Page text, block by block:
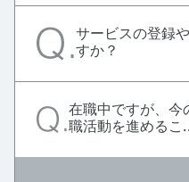
サービスの登録
すか？
在職中ですが、今
職活動を進めるこ